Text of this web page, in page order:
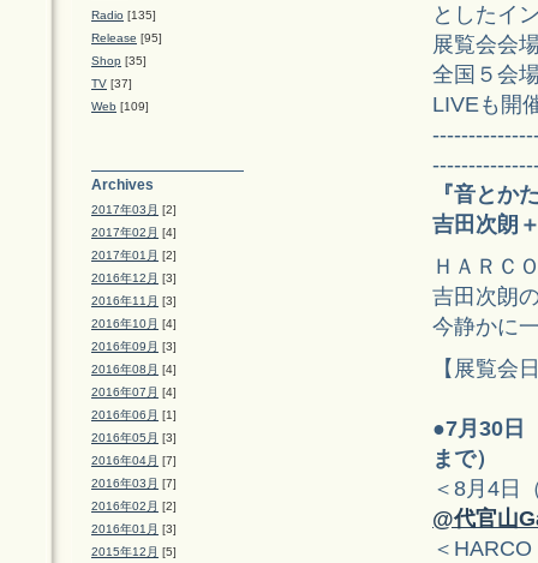
Radio [135]
Release [95]
Shop [35]
TV [37]
Web [109]
Archives
2017年03月 [2]
2017年02月 [4]
2017年01月 [2]
2016年12月 [3]
2016年11月 [3]
2016年10月 [4]
2016年09月 [3]
2016年08月 [4]
2016年07月 [4]
2016年06月 [1]
2016年05月 [3]
2016年04月 [7]
2016年03月 [7]
2016年02月 [2]
2016年01月 [3]
2015年12月 [5]
としたイ
展覧会会
全国５会
LIVEも開
『音とか
吉田次朗
ＨＡＲＣ
吉田次朗
今静かに
【展覧会
●7月30日
まで）
＜8月4日
@代官山
＜